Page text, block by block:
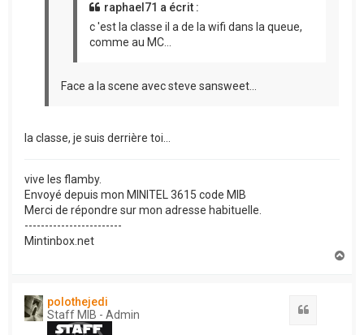
raphael71 a écrit :
c 'est la classe il a de la wifi dans la queue,
comme au MC...
Face a la scene avec steve sansweet...
la classe, je suis derrière toi...
vive les flamby.
Envoyé depuis mon MINITEL 3615 code MIB
Merci de répondre sur mon adresse habituelle.
------------------------
Mintinbox.net
polothejedi
Staff MIB - Admin